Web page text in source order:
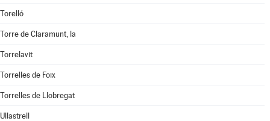
Torelló
Torre de Claramunt, la
Torrelavit
Torrelles de Foix
Torrelles de Llobregat
Ullastrell